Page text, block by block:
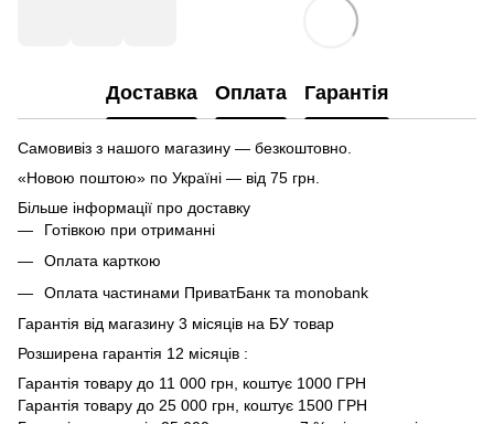
Доставка Оплата Гарантія
Самовивіз з нашого магазину — безкоштовно.
«Новою поштою» по Україні — від 75 грн.
Більше інформації про доставку
Готівкою при отриманні
Оплата карткою
Оплата частинами ПриватБанк та monobank
Гарантія від магазину 3 місяців на БУ товар
Розширена гарантія 12 місяців :
Гарантія товару до 11 000 грн, коштує 1000 ГРН
Гарантія товару до 25 000 грн, коштує 1500 ГРН